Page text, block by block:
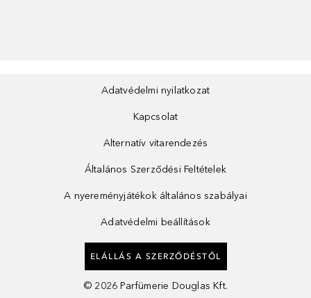
Adatvédelmi nyilatkozat
Kapcsolat
Alternatív vitarendezés
Általános Szerződési Feltételek
A nyereményjátékok általános szabályai
Adatvédelmi beállítások
ELÁLLÁS A SZERZŐDÉSTŐL
© 2026 Parfümerie Douglas Kft.